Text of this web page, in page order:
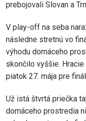
prebojovali Slovan a
V play-off na seba
následne stretnú vo
výhodu domáceho
skončilo vyššie.
piatok 27. mája pre
Už istá štvrtá priečka
domáceho prostredia